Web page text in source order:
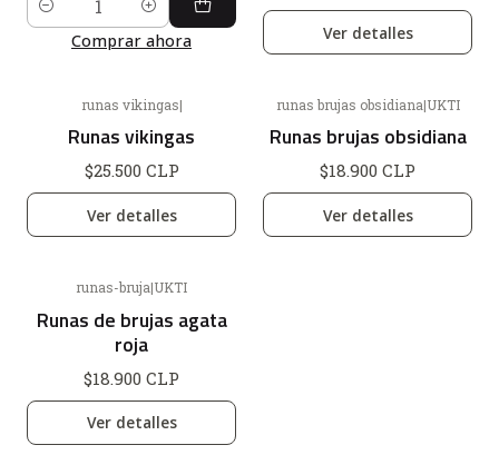
Cantidad
Comprar ahora
Ver detalles
runas vikingas|
Runas vikingas
$25.500 CLP
Ver detalles
runas brujas obsidiana|UKTI
Runas brujas obsidiana
$18.900 CLP
Ver detalles
runas-bruja|UKTI
Runas de brujas agata
roja
$18.900 CLP
Ver detalles